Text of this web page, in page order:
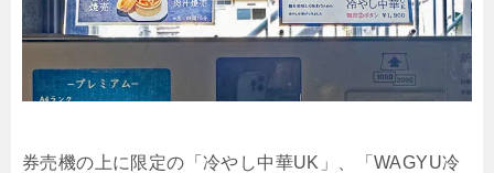
券売機の上に限定の「冷やし中華UK」、「WAGYU冷